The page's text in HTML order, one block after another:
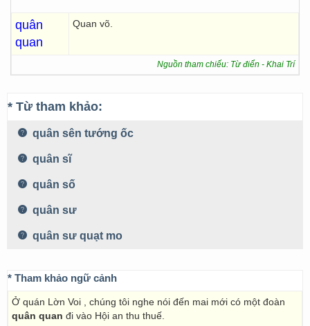
quân
quan
Quan võ.
Nguồn tham chiếu: Từ điển - Khai Trí
* Từ tham khảo:
quân sên tướng ốc
quân sĩ
quân số
quân sư
quân sư quạt mo
* Tham khảo ngữ cảnh
Ở quán Lờn Voi , chúng tôi nghe nói đến mai mới có một đoàn
quân quan đi vào Hội an thu thuế.